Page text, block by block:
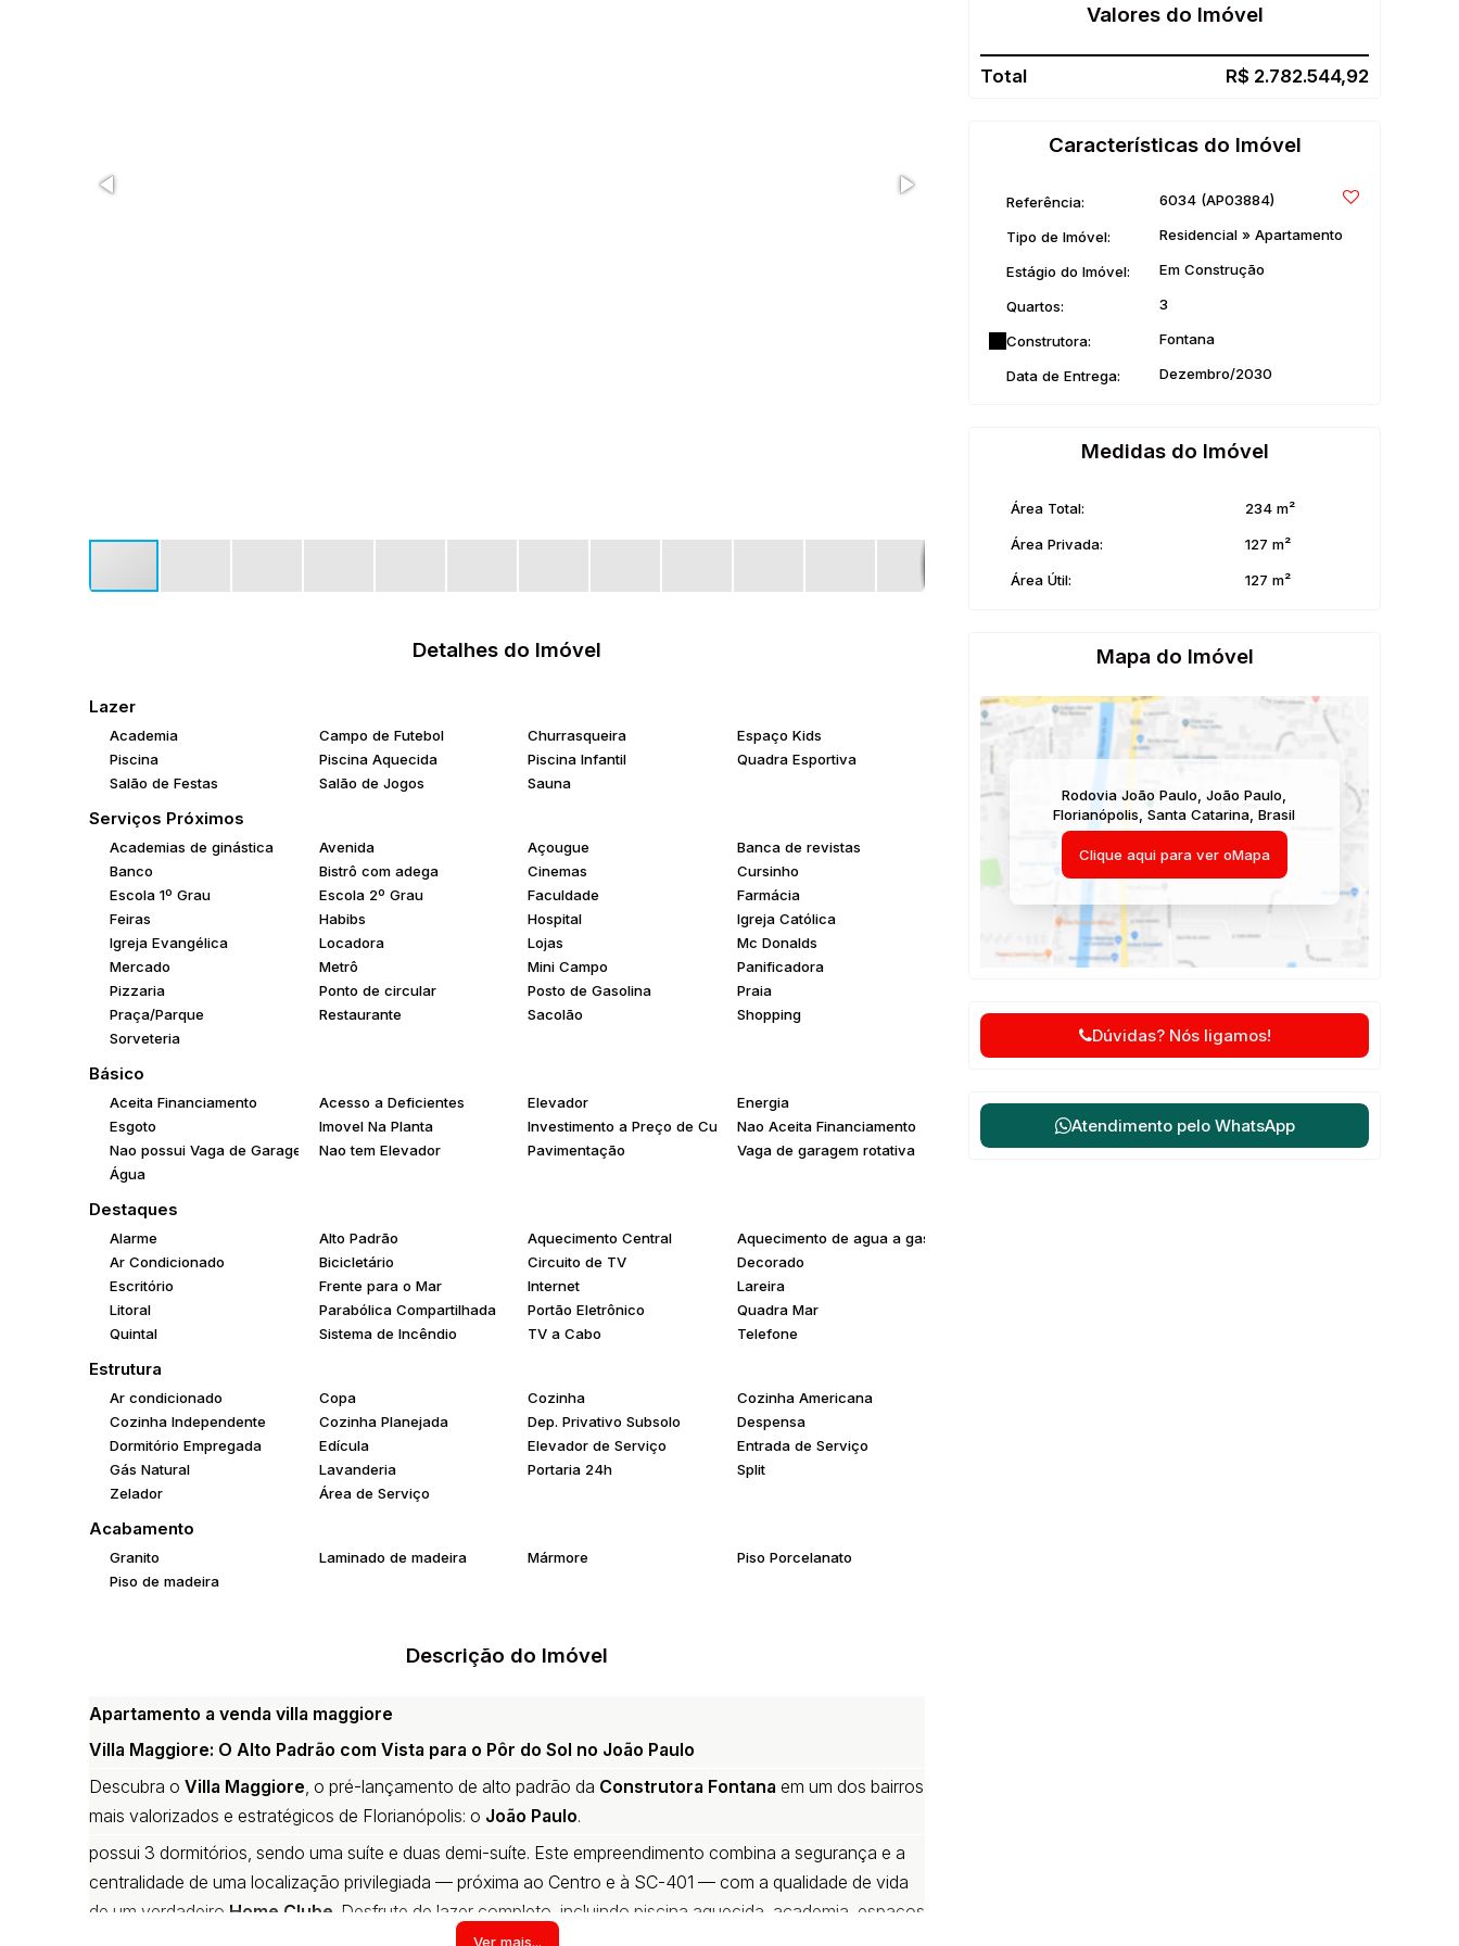
Detalhes do Imóvel
Lazer
Academia Campo de Futebol Churrasqueira
Espaço Kids
Piscina
Piscina Aquecida Piscina Infantil
Quadra Esportiva
Salão de Festas
Salão de Jogos Sauna
Serviços Próximos
Academias de ginástica Avenida Açougue
Banca de revistas
Banco
Bistrô com adega Cinemas
Cursinho
Escola 1º Grau
Escola 2º Grau Faculdade
Farmácia
Feiras
Habibs Hospital
Igreja Católica
Igreja Evangélica
Locadora Lojas
Mc Donalds
Mercado
Metrô Mini Campo
Panificadora
Pizzaria
Ponto de circular Posto de Gasolina
Praia
Praça/Parque
Restaurante Sacolão
Shopping
Sorveteria
Básico
Aceita Financiamento Acesso a Deficientes Elevador
Energia
Esgoto
Imovel Na Planta Investimento a Preço de CustoNao Aceita Financiamento
Nao possui Vaga de Garagem
Nao tem Elevador Pavimentação
Vaga de garagem rotativa
Água
Destaques
Alarme Alto Padrão Aquecimento Central
Aquecimento de agua a gas
Ar Condicionado
Bicicletário Circuito de TV
Decorado
Escritório
Frente para o Mar Internet
Lareira
Litoral
Parabólica Compartilhada Portão Eletrônico
Quadra Mar
Quintal
Sistema de Incêndio TV a Cabo Telefone
Estrutura
Ar condicionado Copa Cozinha
Cozinha Americana
Cozinha Independente
Cozinha Planejada Dep. Privativo Subsolo
Despensa
Dormitório Empregada
Edícula Elevador de Serviço
Entrada de Serviço
Gás Natural
Lavanderia Portaria 24h
Split
Zelador
Área de Serviço
Acabamento
Granito Laminado de madeira Mármore
Piso Porcelanato
Piso de madeira
Descrição do Imóvel
Apartamento a venda villa maggiore
Villa Maggiore: O Alto Padrão com Vista para o Pôr do Sol no João Paulo
Descubra o Villa Maggiore, o pré-lançamento de alto padrão da Construtora Fontana em um dos bairros
mais valorizados e estratégicos de Florianópolis: o João Paulo.
possui 3 dormitórios, sendo uma suíte e duas demi-suíte. Este empreendimento combina a segurança e a
centralidade de uma localização privilegiada — próxima ao Centro e à SC-401 — com a qualidade de vida
de um verdadeiro Home Clube . Desfrute de lazer completo, incluindo piscina aquecida, academia, espaços
gourmet e coworking, tudo com a exclusividade da Baía Norte.
Ver mais...
Valores do Imóvel
R$ 2.782.544,92
Características do Imóvel
Referência: 6034 (AP03884)
Tipo de Imóvel: Residencial » Apartamento
Estágio do Imóvel: Em Construção
Quartos: 3
Construtora: Fontana
Data de Entrega: Dezembro/2030
Medidas do Imóvel
Área Total: 234 m²
Área Privada: 127 m²
Área Útil: 127 m²
Mapa do Imóvel
Rodovia João Paulo ,João Paulo
Florianópolis ,Santa Catarina ,Brasil
Clique aqui para ver oMapa
Dúvidas? Nós ligamos!
Atendimento pelo WhatsApp